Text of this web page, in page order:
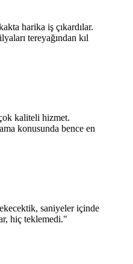
harika iş çıkardılar.
tereyağından kıl
kaliteli hizmet.
konusunda bence en
saniyeler içinde
hiç teklemedi."